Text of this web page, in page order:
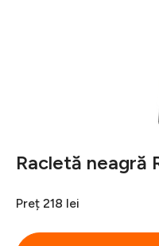
Racletă neagră
Preț 218 lei